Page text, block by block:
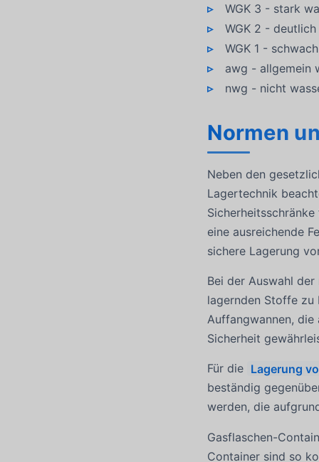
WGK 3 - stark
WGK 2 -
WGK 1 -
awg - allgemein
nwg - nicht
Normen
Neben den
Lagertechnik
eine ausreichende
sichere Lagerung
Bei der Auswahl
lagernden Stoffe zu
Auffangwannen,
Sicherheit
Für die Lagerung
beständig
werden, die
Gasflaschen-
Container sind so